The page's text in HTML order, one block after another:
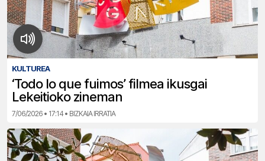
KULTUREA
‘Todo lo que fuimos’ filmea ikusgai
Lekeitioko zineman
7/06/2026 • 17:14 • BIZKAIA IRRATIA